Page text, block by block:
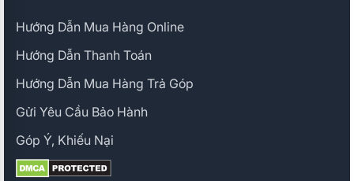
Hướng Dẫn Mua Hàng Online
Hướng Dẫn Thanh Toán
Hướng Dẫn Mua Hàng Trả Góp
Gửi Yêu Cầu Bảo Hành
Góp Ý, Khiếu Nại